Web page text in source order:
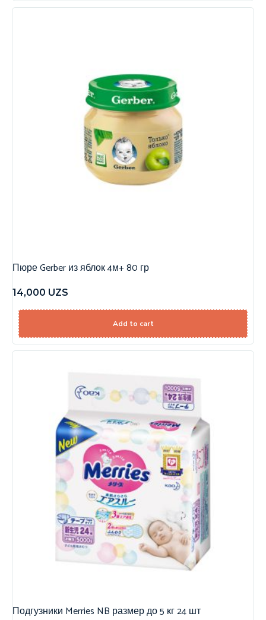
Пюре Gerber из яблок 4м+ 80 гр
14,000 UZS
Add to cart
Подгузники Merries NB размер до 5 кг 24 шт